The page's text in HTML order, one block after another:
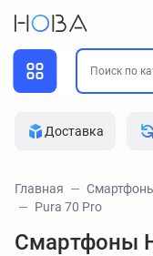
Доставка
Главная
Pura 70 Pro
Смартфоны